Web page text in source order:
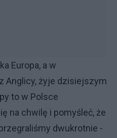
Europa, a w
Anglicy, żyje dzisiejszym
to w Polsce
na chwilę i pomyśleć, że
dwukrotnie -